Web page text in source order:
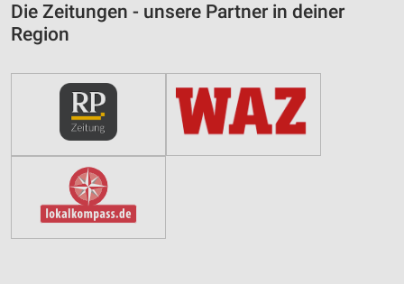
Die Zeitungen - unsere Partner in deiner
Region